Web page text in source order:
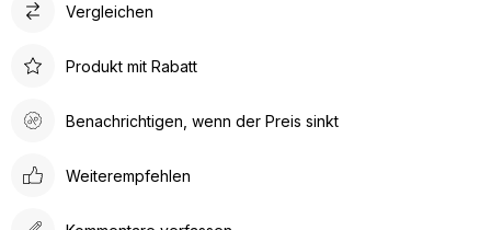
Vergleichen
Produkt mit Rabatt
Benachrichtigen, wenn der Preis sinkt
Weiterempfehlen